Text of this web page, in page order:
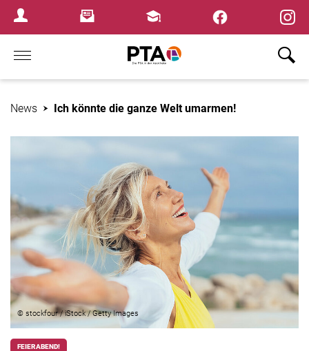
Login MenuNewsletterFortbildungen
Home
News Ich könnte die ganze Welt umarmen!
© stockfour / iStock / Getty Images
FEIERABEND!
×